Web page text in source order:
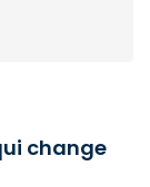
change